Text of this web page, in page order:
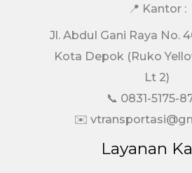
📍 Kantor :
Jl. Abdul Gani Raya No.
Kota Depok (Ruko
Lt 2)
📞 0831-5175-
✉️
Layanan